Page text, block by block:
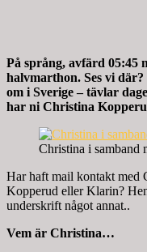
På språng, avfärd 05:45
halvmarthon. Ses vi
om i Sverige – tävlar
har ni Christina
Christina i samband
Har haft mail kontakt med
Kopperud eller Klarin?
underskrift något annat..
Vem är Christina…